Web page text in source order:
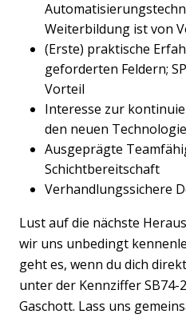
Weiterbildung ist von
(Erste) praktische
geforderten Feldern;
Vorteil
Interesse zur
den neuen
Ausgeprägte
Schichtbereitschaft
Verhandlungssichere
Lust auf die nächste
wir uns unbedingt
geht es, wenn du dich
unter der Kennziffer SB74-
Gaschott. Lass uns